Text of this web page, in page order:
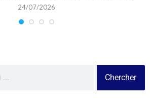
24/07/2026
Chercher